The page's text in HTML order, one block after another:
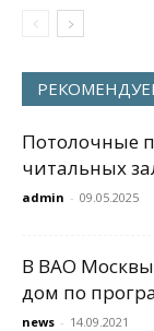
Потолочные
читальных
admin - 09.05.2025
В ВАО
дом по
news - 14.09.2021